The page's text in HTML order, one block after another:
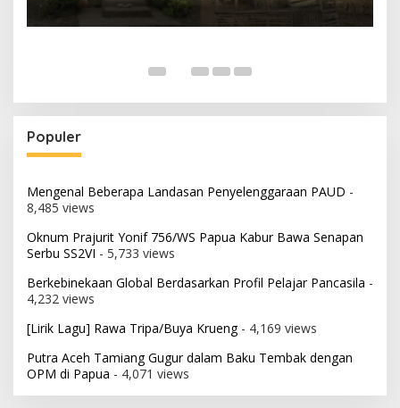
Populer
Mengenal Beberapa Landasan Penyelenggaraan PAUD -
8,485 views
Oknum Prajurit Yonif 756/WS Papua Kabur Bawa Senapan
Serbu SS2VI - 5,733 views
Berkebinekaan Global Berdasarkan Profil Pelajar Pancasila -
4,232 views
[Lirik Lagu] Rawa Tripa/Buya Krueng- 4,169 views
Putra Aceh Tamiang Gugur dalam Baku Tembak dengan
OPM di Papua - 4,071 views